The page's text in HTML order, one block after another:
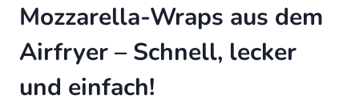
Mozzarella-Wraps aus dem
Airfryer – Schnell, lecker
und einfach!